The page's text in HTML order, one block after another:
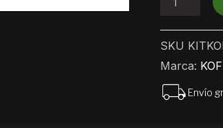
SKU
Marca:
Envío